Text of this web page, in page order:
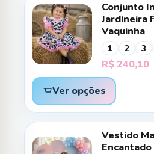
Conjunto
Jardineira
Vaquinha
1 2 3
R$ 240,10
Ver opções
Vestido